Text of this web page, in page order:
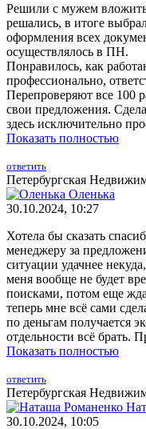
Решили с мужем
решались, в итоге
оформления всех
осуществлялось в ПН.
Понравилось, как
профессионально,
Перепроверяют все 100
свои предложения.
здесь исключительно
Показать полностью
ответить
Петербургская
Оленька
30.10.2024, 10:27
Хотела бы сказать
менеджеру за
ситуации удачнее
меня вообще не будет
поисками, потом еще
теперь мне всё сами
по деньгам получается
отдельности всё брать.
Показать полностью
ответить
Петербургская
30.10.2024, 10:05